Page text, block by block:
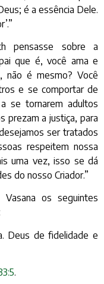
é a essência Dele.
pensasse sobre a
que é, você ama e
não é mesmo? Você
e se comportar de
se tornarem adultos
prezam a justiça, para
ser tratados
respeitem nossa
uma vez, isso se dá
do nosso Criador.”
os seguintes
Deus de fidelidade e
.